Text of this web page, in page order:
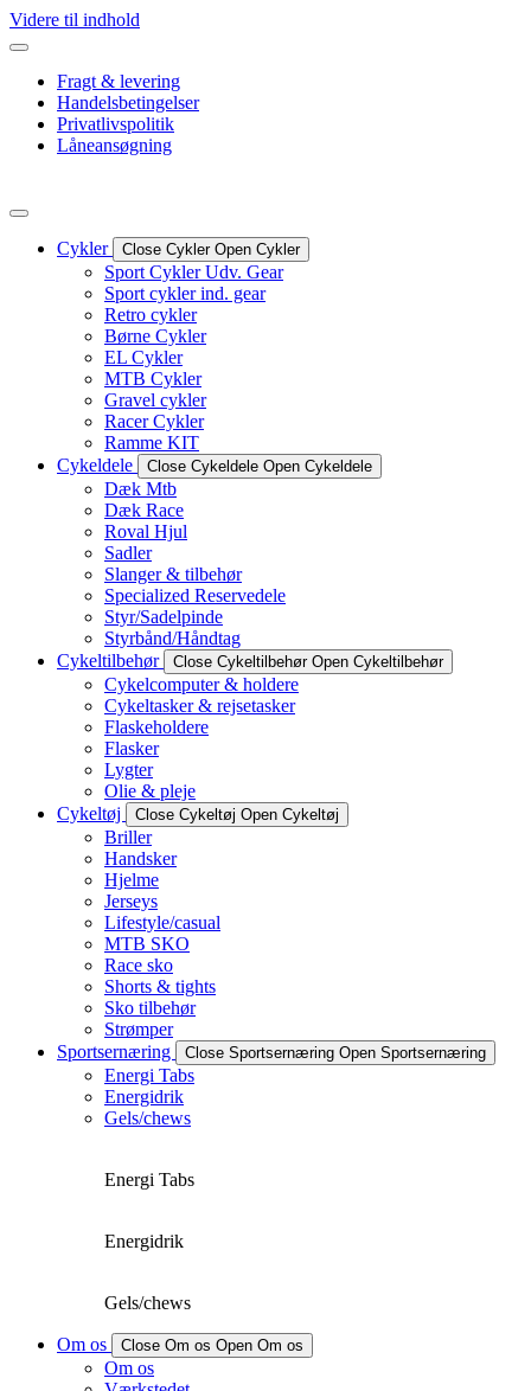
Videre til indhold
Fragt & levering
Handelsbetingelser
Privatlivspolitik
Låneansøgning
Cykler Close Cykler Open Cykler
Sport Cykler Udv. Gear
Sport cykler ind. gear
Retro cykler
Børne Cykler
EL Cykler
MTB Cykler
Gravel cykler
Racer Cykler
Ramme KIT
Cykeldele
Close Cykeldele Open Cykeldele
Dæk Mtb
Dæk Race
Roval Hjul
Sadler
Slanger & tilbehør
Specialized Reservedele
Styr/Sadelpinde
Styrbånd/Håndtag
Cykeltilbehør
Close Cykeltilbehør Open Cykeltilbehør
Cykelcomputer & holdere
Cykeltasker & rejsetasker
Flaskeholdere
Flasker
Lygter
Olie & pleje
Cykeltøj
Close Cykeltøj Open Cykeltøj
Briller
Handsker
Hjelme
Jerseys
Lifestyle/casual
MTB SKO
Race sko
Shorts & tights
Sko tilbehør
Strømper
Sportsernæring
Close Sportsernæring Open Sportsernæring
Energi Tabs
Energidrik
Gels/chews
Energi Tabs
Energidrik
Gels/chews
Om os Close Om os Open Om os
Om os